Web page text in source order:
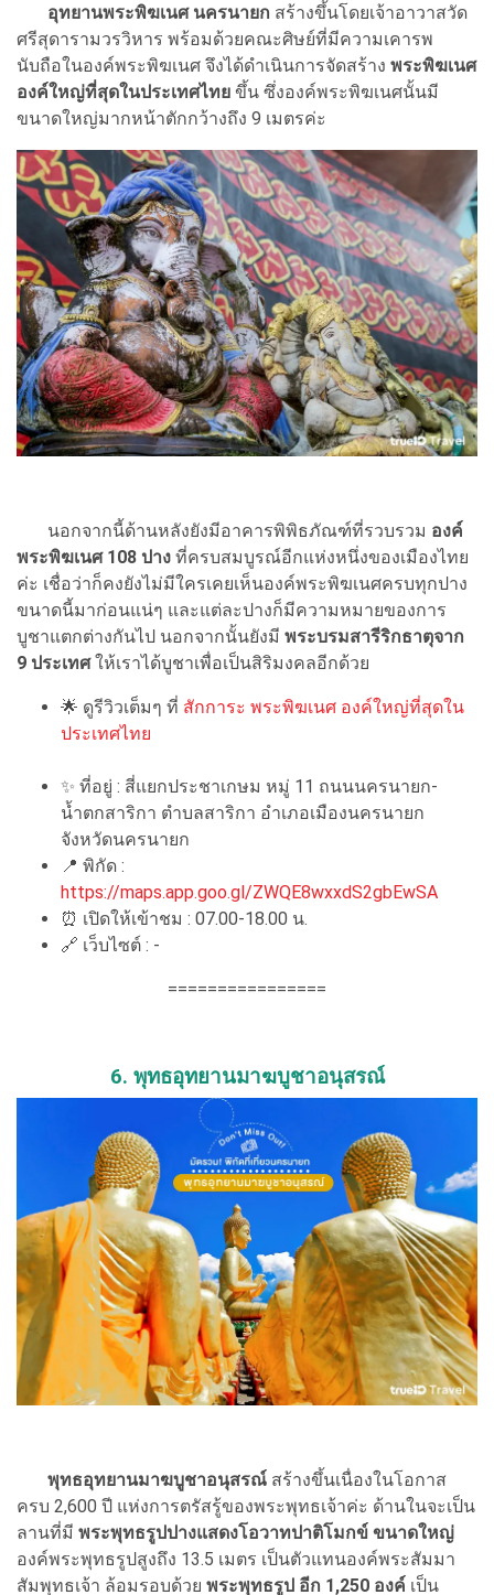
อุทยานพระพิฆเนศ นครนายก สร้างขึ้นโดยเจ้าอาวาสวัด
ศรีสุดารามวรวิหาร พร้อมด้วยคณะศิษย์ที่มีความเคารพ
นับถือในองค์พระพิฆเนศ จึงได้ดำเนินการจัดสร้าง พระพิฆเนศ
องค์ใหญ่ที่สุดในประเทศไทย ขึ้น ซึ่งองค์พระพิฆเนศนั้นมี
ขนาดใหญ่มากหน้าตักกว้างถึง 9 เมตรค่ะ
นอกจากนี้ด้านหลังยังมีอาคารพิพิธภัณฑ์ที่รวบรวม องค์
พระพิฆเนศ 108 ปาง ที่ครบสมบูรณ์อีกแห่งหนึ่งของเมืองไทย
ค่ะ เชื่อว่าก็คงยังไม่มีใครเคยเห็นองค์พระพิฆเนศครบทุกปาง
ขนาดนี้มาก่อนแน่ๆ และแต่ละปางก็มีความหมายของการ
บูชาแตกต่างกันไป นอกจากนั้นยังมี พระบรมสารีริกธาตุจาก
9 ประเทศให้เราได้บูชาเพื่อเป็นสิริมงคลอีกด้วย
🌟 ดูรีวิวเต็มๆ ที่ สักการะ พระพิฆเนศ องค์ใหญ่ที่สุดใน
ประเทศไทย
✨ ที่อยู่ : สี่แยกประชาเกษม หมู่ 11 ถนนนครนายก-
น้ำตกสาริกา ตำบลสาริกา อำเภอเมืองนครนายก
จังหวัดนครนายก
📍 พิกัด :
https://maps.app.goo.gl/ZWQE8wxxdS2gbEwSA
⏰ เปิดให้เข้าชม : 07.00-18.00 น.
🔗 เว็บไซต์ : -
================
6. พุทธอุทยานมาฆบูชาอนุสรณ์
พุทธอุทยานมาฆบูชาอนุสรณ์ สร้างขึ้นเนื่องในโอกาส
ครบ 2,600 ปี แห่งการตรัสรู้ของพระพุทธเจ้าค่ะ ด้านในจะเป็น
ลานที่มี พระพุทธรูปปางแสดงโอวาทปาติโมกข์ ขนาดใหญ่
องค์พระพุทธรูปสูงถึง 13.5 เมตร เป็นตัวแทนองค์พระสัมมา
สัมพุทธเจ้า ล้อมรอบด้วย พระพุทธรูป อีก 1,250 องค์ เป็น